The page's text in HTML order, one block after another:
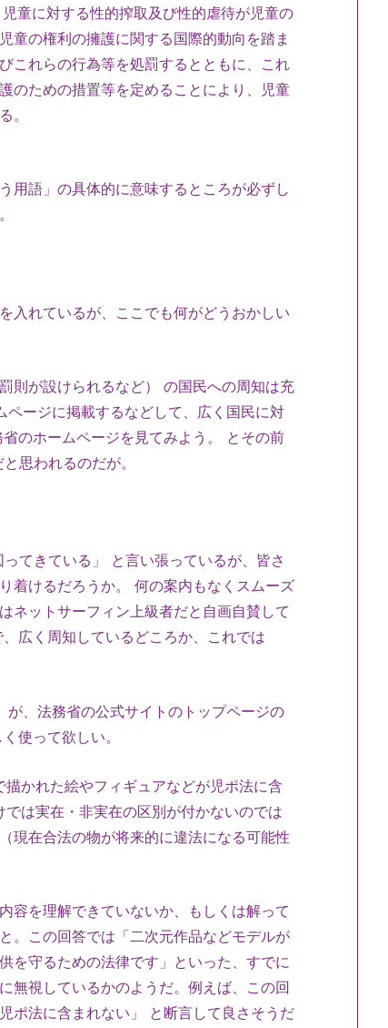
童に対する性的搾取及び性的虐待が児童の
童の権利の擁護に関する国際的動向を踏ま
これらの行為等を処罰するとともに、これ
のための措置等を定めることにより、児童
。
用語」の具体的に意味するところが必ずし
入れているが、ここでも何がどうおかしい
則が設けられるなど） の国民への周知は充
ージに掲載するなどして、広く国民に対
のホームページを見てみよう。 とその前
思われるのだが。
てきている」 と言い張っているが、皆さ
着けるだろうか。 何の案内もなくスムーズ
ネットサーフィン上級者だと自画自賛して
広く周知しているどころか、これでは
、法務省の公式サイトのトップページの
使って欲しい。
かれた絵やフィギュアなどが児ポ法に含
は実在・非実在の区別が付かないのでは
現在合法の物が将来的に違法になる可能性
容を理解できていないか、もしくは解って
。この回答では「二次元作品などモデルが
を守るための法律です」といった、すでに
無視しているかのようだ。例えば、この回
ポ法に含まれない」 と断言して良さそうだ